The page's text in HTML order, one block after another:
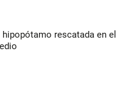
rescatada en el